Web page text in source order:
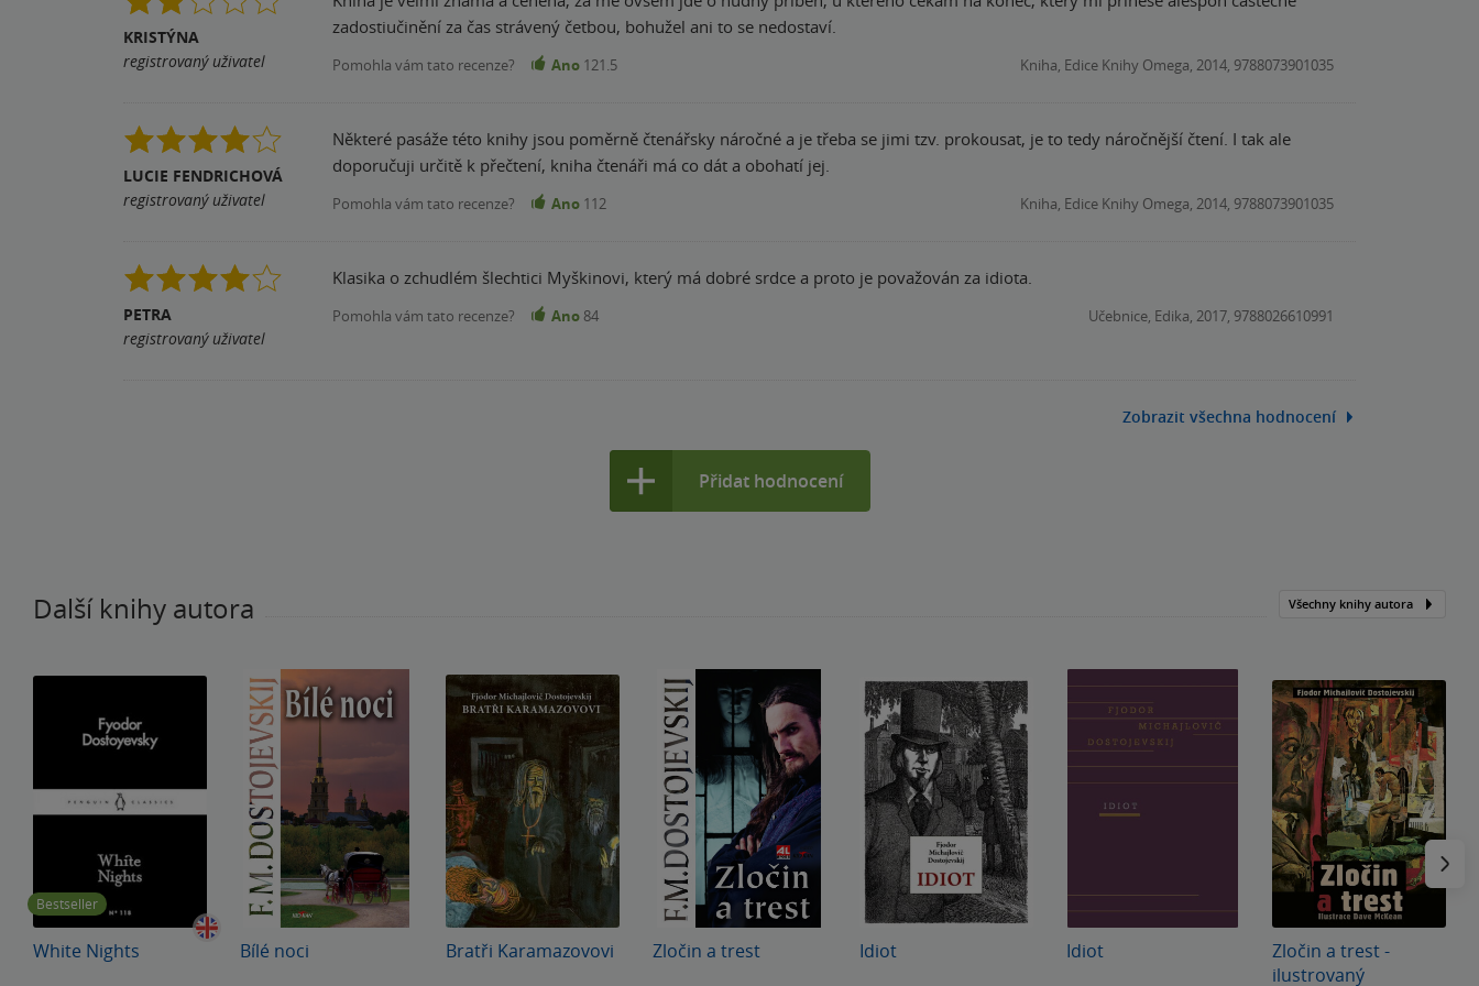
KRISTÝNA
registrovaný uživatel
zadostiučinění za čas strávený četbou, bohužel ani to se nedostaví.
Pomohla vám tato recenze? Ano 121.5 Kniha, Edice Knihy Omega, 2014, 9788073901035
LUCIE FENDRICHOVÁ
registrovaný uživatel
Některé pasáže této knihy jsou poměrně čtenářsky náročné a je třeba se jimi tzv. prokousat, je to tedy náročnější čtení. I tak ale
doporučuji určitě k přečtení, kniha čtenáři má co dát a obohatí jej.
Pomohla vám tato recenze? Ano 112 Kniha, Edice Knihy Omega, 2014, 9788073901035
PETRA
registrovaný uživatel
Klasika o zchudlém šlechtici Myškinovi, který má dobré srdce a proto je považován za idiota.
Pomohla vám tato recenze? Ano 84 Učebnice, Edika, 2017, 9788026610991
Zobrazit všechna hodnocení
Přidat hodnocení
Další knihy autora Všechny knihy autora
Bestseller
White Nights Bílé noci Bratři Karamazovovi Zločin a trest Idiot Idiot
Zločin a trest -
ilustrovaný